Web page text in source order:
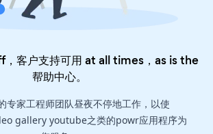
客户支持可用 at all times，as is the
帮助中心。
专家工程师团队昼夜不停地工作，以使
gallery youtube之类的powr应用程序为